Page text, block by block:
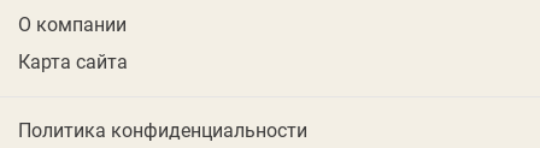
О компании
Карта сайта
Политика конфиденциальности